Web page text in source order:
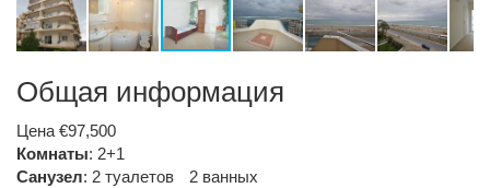
Общая информация
Цена €97,500
Комнаты: 2+1
Санузел: 2 туалетов
2 ванных